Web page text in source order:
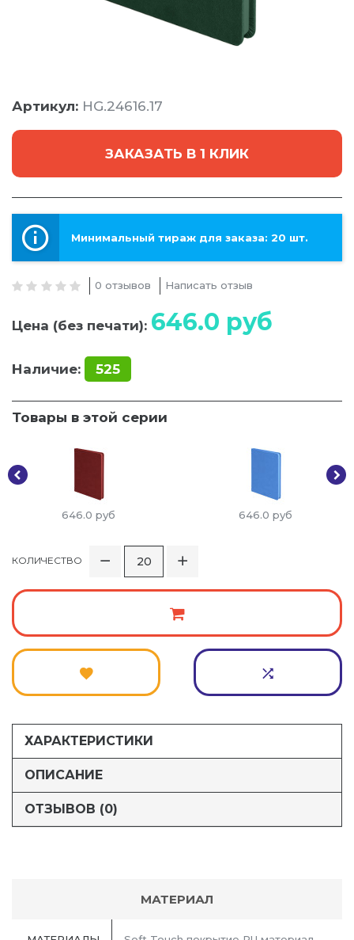
Артикул: HG.24616.17
ЗАКАЗАТЬ В 1 КЛИК
Минимальный тираж для заказа: 20 шт.
0 отзывов Написать отзыв
Цена (без печати): 646.0 руб
Наличие: 525
Товары в этой серии
646.0 руб 646.0 руб
КОЛИЧЕСТВО
ХАРАКТЕРИСТИКИ
ОПИСАНИЕ
ОТЗЫВОВ (0)
МАТЕРИАЛ